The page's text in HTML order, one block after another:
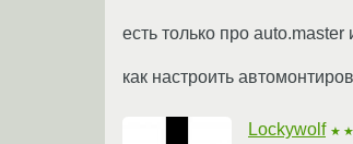
есть только про auto.master
как настроить
Lockywolf